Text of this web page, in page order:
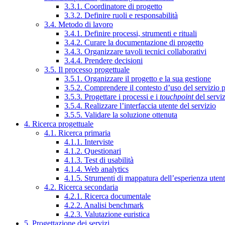
3.3.1. Coordinatore di progetto
3.3.2. Definire ruoli e responsabilità
3.4. Metodo di lavoro
3.4.1. Definire processi, strumenti e rituali
3.4.2. Curare la documentazione di progetto
3.4.3. Organizzare tavoli tecnici collaborativi
3.4.4. Prendere decisioni
3.5. Il processo progettuale
3.5.1. Organizzare il progetto e la sua gestione
3.5.2. Comprendere il contesto d’uso del servizio
3.5.3. Progettare i processi e i touchpointdel
3.5.4. Realizzare l’interfaccia utente del servizio
3.5.5. Validare la soluzione ottenuta
4. Ricerca progettuale
4.1. Ricerca primaria
4.1.1. Interviste
4.1.2. Questionari
4.1.3. Test di usabilità
4.1.4. Web analytics
4.1.5. Strumenti di mappatura dell’esperienza
4.2. Ricerca secondaria
4.2.1. Ricerca documentale
4.2.2. Analisi benchmark
4.2.3. Valutazione euristica
5. Progettazione dei servizi